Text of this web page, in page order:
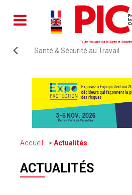
Toute l'actualité sur la Santé et Sécurité
Santé & Sécurité au Travail
Accueil Actualités
ACTUALITÉS